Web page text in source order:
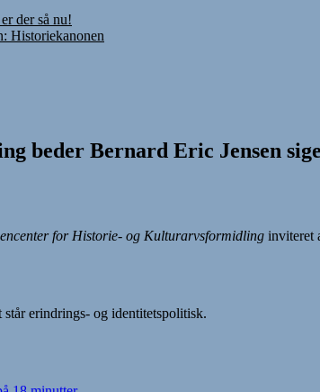
der så nu!
Historiekanonen
beder Bernard Eric Jensen
for Historie- og Kulturarvsformidling inviteret
erindrings- og identitetspolitisk.